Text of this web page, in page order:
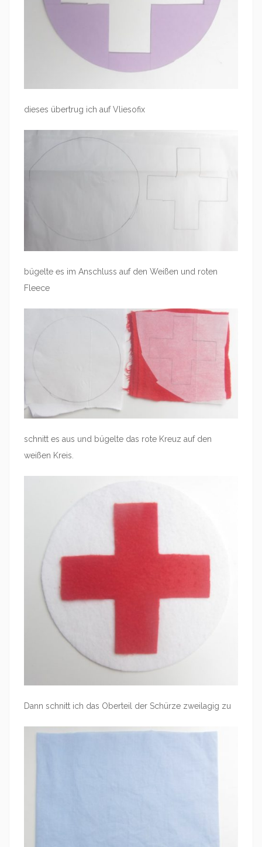
dieses übertrug ich auf Vliesofix
bügelte es im Anschluss auf den Weißen und roten
Fleece
schnitt es aus und bügelte das rote Kreuz auf den
weißen Kreis.
Dann schnitt ich das Oberteil der Schürze zweilagig zu